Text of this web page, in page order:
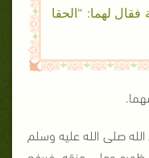
لهما: "الحقا
صلى الله عليه وسلم